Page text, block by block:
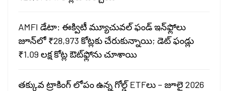
AMFI డేటా: ఈక్విటీ మ్యూచువల్ ఫండ్ ఇన్‌ఫ్లోలు
జూన్‌లో ₹28,973 కోట్లకు చేరుకున్నాయి; డెట్ ఫండ్లు
₹1.09 లక్ష కోట్ల ఔట్‌ఫ్లోను చూశాయి
తక్కువ ట్రాకింగ్ లోపం ఉన్న గోల్డ్ ETFలు – జూలై 2026